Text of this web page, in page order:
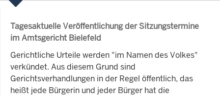
Tagesaktuelle Veröffentlichung der Sitzungstermine
im Amtsgericht Bielefeld
Gerichtliche Urteile werden "im Namen des Volkes"
verkündet. Aus diesem Grund sind
Gerichtsverhandlungen in der Regel öffentlich, das
heißt jede Bürgerin und jeder Bürger hat die